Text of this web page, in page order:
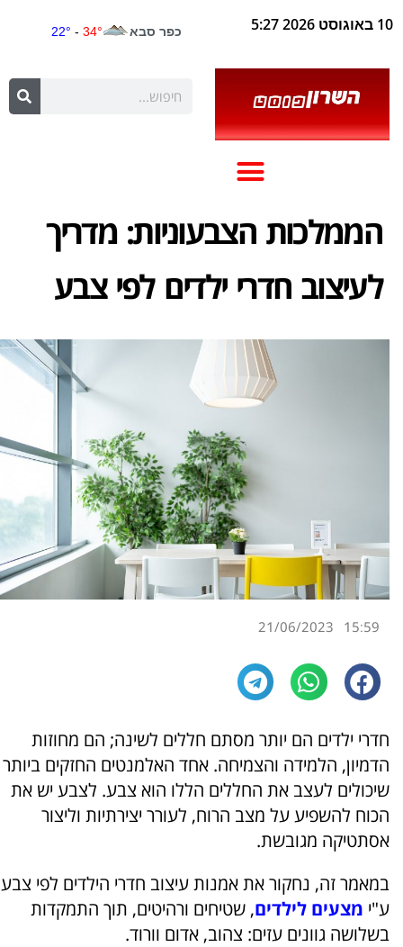
10 באוגוסט 2026 5:27
הממלכות הצבעוניות: מדריך
לעיצוב חדרי ילדים לפי צבע
15:59
21/06/2023
חדרי ילדים הם יותר מסתם חללים לשינה; הם מחוזות
הדמיון, הלמידה והצמיחה. אחד האלמנטים החזקים ביותר
שיכולים לעצב את החללים הללו הוא צבע. לצבע יש את
הכוח להשפיע על מצב הרוח, לעורר יצירתיות וליצור
אסתטיקה מגובשת.
במאמר זה, נחקור את אמנות עיצוב חדרי הילדים לפי צבע
ע"י מצעים לילדים, שטיחים ורהיטים, תוך התמקדות
בשלושה גוונים עזים: צהוב, אדום וורוד.